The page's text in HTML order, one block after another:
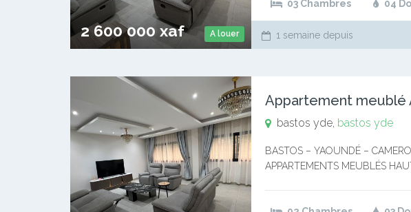
A louer
2 600 000 xaf
03 Chambres
04
1 semaine depuis
Appartement meublé
bastos yde, bastos yde
BASTOS – YAOUNDÉ –
APPARTEMENTS MEUBLÉS